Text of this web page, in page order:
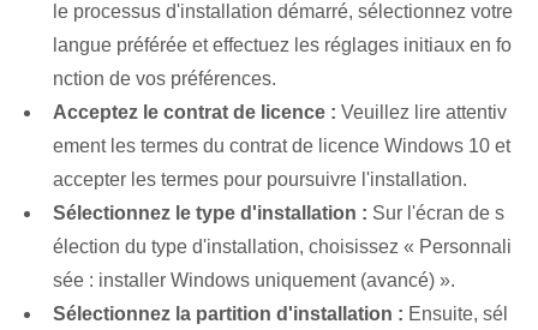
le processus d'installation démarré, sélectionnez votre
langue préférée et effectuez les réglages initiaux en fo
nction de vos préférences.
Acceptez le contrat de licence : Veuillez lire attentiv
ement les termes du contrat de licence Windows 10 et
accepter les termes pour poursuivre l'installation.
Sélectionnez le type d'installation : Sur l'écran de s
élection du type d'installation, choisissez « Personnali
sée : installer Windows uniquement (avancé) ».
Sélectionnez la partition d'installation : Ensuite, sél